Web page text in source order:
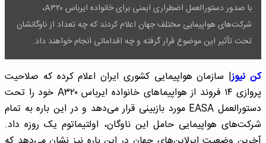
با صدور دستورالعمل اضطراری ایمنی برای خانواده ایرباس A٣٢٠،
شرکت‌های هواپیمایی مختلف جهان اعلام کردند که چه تعداد از ناوگانشان
تحت تأثیر این موضوع قرار گرفته و چه اقداماتی انجام خواهند داد.
کن نیوز| سازمان هواپیمایی کشوری ایران اعلام کرده که صلاحیت
پروازی ۱۴ فروند از هواپیماهای خانواده ایرباس A۳۲۰ خود را تحت
دستورالعمل EASA مورد بازبینی قرار می‌دهد و در این باره به تمام
شرکت‌های هواپیمایی حامل این ناوگان، اولتیماتوم یک روزه داد.